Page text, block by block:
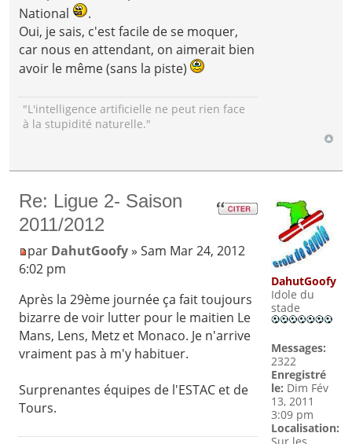
National
.
Oui, je sais, c'est facile de se moquer,
car nous en attendant, on aimerait bien
avoir le même (sans la piste)
"L'intelligence artificielle ne peut rien face
à la stupidité naturelle."
Re: Ligue 2- Saison
2011/2012
par DahutGoofy» Sam Mar 24, 2012
6:02 pm
Après la 29ème journée ça fait toujours
bizarre de voir lutter pour le maitien Le
Mans, Lens, Metz et Monaco. Je n'arrive
vraiment pas à m'y habituer.
Surprenantes équipes de l'ESTAC et de
Tours.
DahutGoofy
Idole du
stade
Messages:
2322
Enregistré
le: Dim Fév
13, 2011
3:09 pm
Localisation:
Sur les